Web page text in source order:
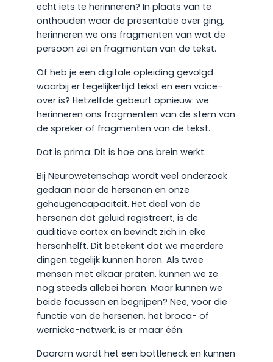
echt iets te herinneren? In plaats van te
onthouden waar de presentatie over ging,
herinneren we ons fragmenten van wat de
persoon zei en fragmenten van de tekst.
Of heb je een digitale opleiding gevolgd
waarbij er tegelijkertijd tekst en een voice-
over is? Hetzelfde gebeurt opnieuw: we
herinneren ons fragmenten van de stem van
de spreker of fragmenten van de tekst.
Dat is prima. Dit is hoe ons brein werkt.
Bij Neurowetenschap wordt veel onderzoek
gedaan naar de hersenen en onze
geheugencapaciteit. Het deel van de
hersenen dat geluid registreert, is de
auditieve cortex en bevindt zich in elke
hersenhelft. Dit betekent dat we meerdere
dingen tegelijk kunnen horen. Als twee
mensen met elkaar praten, kunnen we ze
nog steeds allebei horen. Maar kunnen we
beide focussen en begrijpen? Nee, voor die
functie van de hersenen, het broca- of
wernicke-netwerk, is er maar één.
Daarom wordt het een bottleneck en kunnen